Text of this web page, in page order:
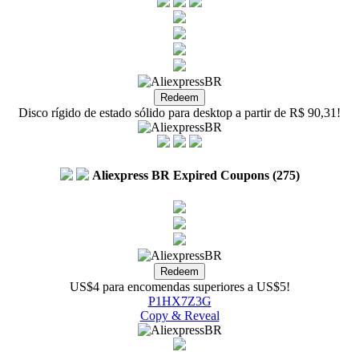
Disco rígido de estado sólido para desktop a partir de R$ 90,31!
Aliexpress BR Expired Coupons (275)
US$4 para encomendas superiores a US$5!
P1HX7Z3G
Copy & Reveal